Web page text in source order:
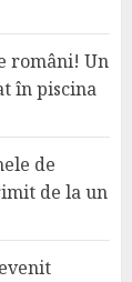
români! Un
în piscina
de
de la un